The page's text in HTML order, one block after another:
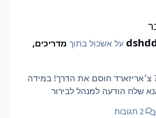
על אשכול בתוך מדריכים,
צ׳אריזארד חוסם את הדרך! במידה
שלח הודעה למנהל לבירור